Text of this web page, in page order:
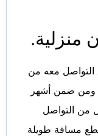
منزلية.
التواصل معه من
ومن ضمن أشهر
من التواصل
مسافة طويلة